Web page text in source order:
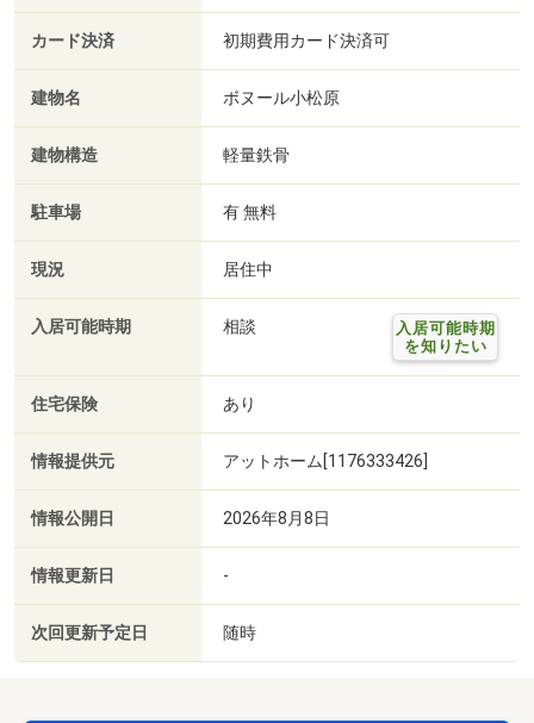
カード決済 初期費用カード決済可
建物名 ボヌール小松原
建物構造 軽量鉄骨
駐車場 有 無料
現況 居住中
入居可能時期 相談
入居可能時期
を知りたい
住宅保険 あり
情報提供元 アットホーム[1176333426]
情報公開日 2026年8月8日
情報更新日 -
次回更新予定日 随時